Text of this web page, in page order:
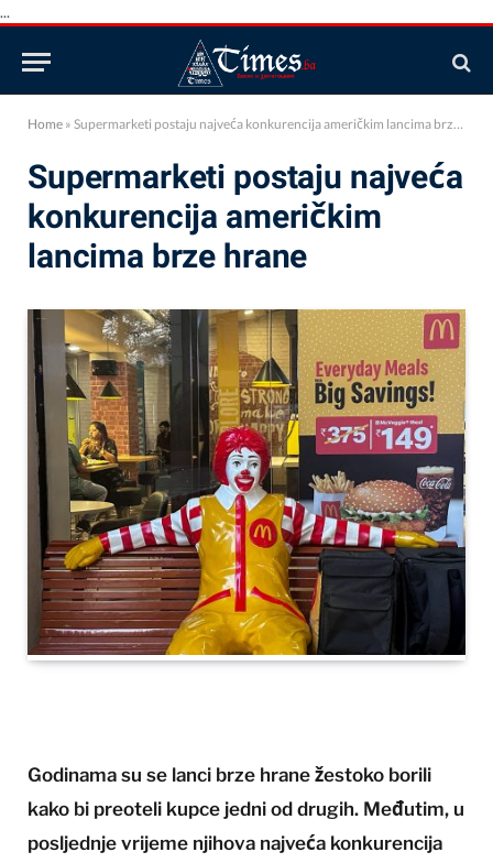
...
Home » Supermarketi postaju najveća konkurencija američkim lancima brze hrane
Supermarketi postaju najveća
konkurencija američkim
lancima brze hrane
Godinama su se lanci brze hrane žestoko borili
kako bi preoteli kupce jedni od drugih. Međutim, u
posljednje vrijeme njihova najveća konkurencija